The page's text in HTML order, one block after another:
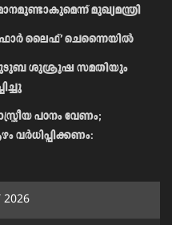
മുഖ്യമന്ത്രി
ഫോർ ലൈഫ്’ ചെന്നൈയിൽ
കുടുബ ശുശ്രൂഷ സമതിയും
പഠനം വേണം;
2026